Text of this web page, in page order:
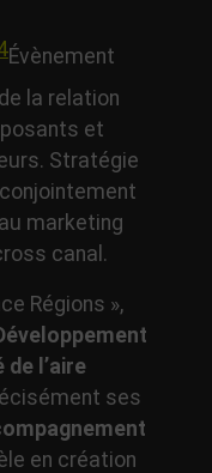
Évènement
la relation
et
Stratégie
marketing
canal.
Régions »,
de l’aire
ses
en création